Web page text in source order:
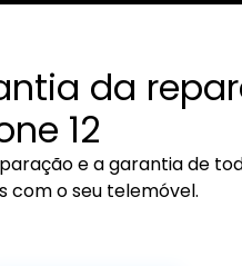
da
12
e a garantia de
com o seu telemóvel.